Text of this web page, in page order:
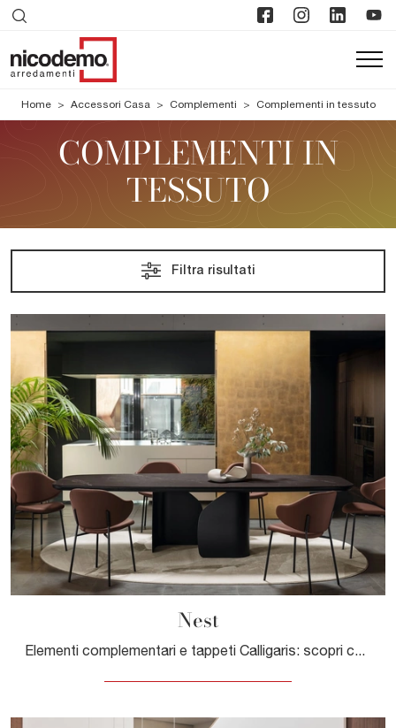
Home > Accessori Casa > Complementi > Complementi in tessuto
COMPLEMENTI IN
TESSUTO
Filtra risultati
Nest